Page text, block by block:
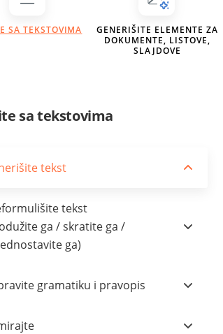
SA TEKSTOVIMA
GENERIŠITE ELEMENTE ZA
DOKUMENTE, LISTOVE,
SLAJDOVE
sa tekstovima
tekst
tekst
ga / skratite ga /
ga)
gramatiku i pravopis